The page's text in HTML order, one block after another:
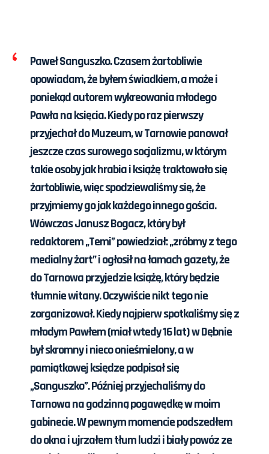
Paweł Sanguszko.Czasem żartobliwie
opowiadam, że byłem świadkiem, a może i
poniekąd autorem wykreowania młodego
Pawła na księcia. Kiedy po raz pierwszy
przyjechał do Muzeum, w Tarnowie panował
jeszcze czas surowego socjalizmu, w którym
takie osoby jak hrabia i książę traktowało się
żartobliwie, więc spodziewaliśmy się, że
przyjmiemy go jak każdego innego gościa.
Wówczas Janusz Bogacz, który był
redaktorem „Temi” powiedział: „zróbmy z tego
medialny żart” i ogłosił na łamach gazety, że
do Tarnowa przyjedzie książę, który będzie
tłumnie witany. Oczywiście nikt tego nie
zorganizował. Kiedy najpierw spotkaliśmy się z
młodym Pawłem (miał wtedy 16 lat) w Dębnie
był skromny i nieco onieśmielony, a w
pamiątkowej księdze podpisał się
„Sanguszko”. Później przyjechaliśmy do
Tarnowa na godzinną pogawędkę w moim
gabinecie. W pewnym momencie podszedłem
do okna i ujrzałem tłum ludzi i biały powóz ze